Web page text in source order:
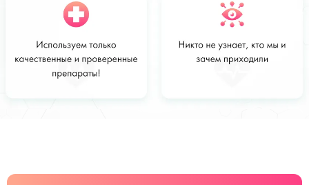
Стоимость
от 5 900 руб
Заказать